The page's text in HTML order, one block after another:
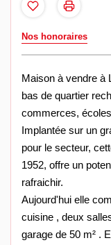
Nos honoraires
Maison à vendre à
bas de quartier
commerces,
Implantée sur un
pour le secteur,
1952, offre un
rafraichir.
Aujourd'hui elle
cuisine , deux
garage de 50 m² .